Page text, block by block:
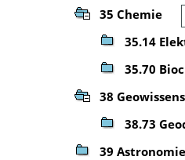
35 Chemie
35.14
35.70
38
38.73
39 Astronomie